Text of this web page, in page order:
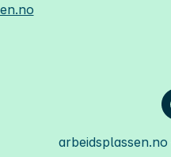
arbeidsplassen.no